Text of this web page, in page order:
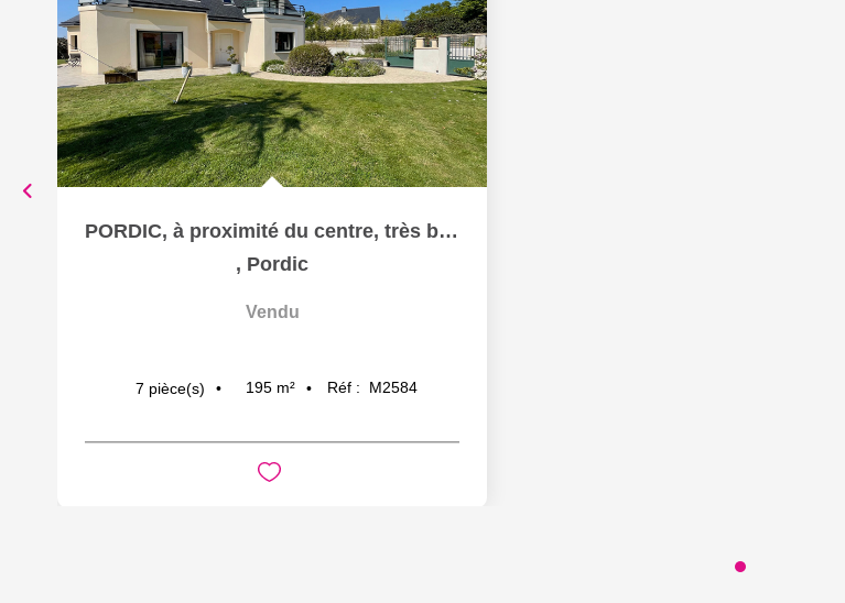
PORDIC, à proximité du centre, très belle maison
, Pordic
Vendu
7 pièce(s) 195 m² Réf : M2584